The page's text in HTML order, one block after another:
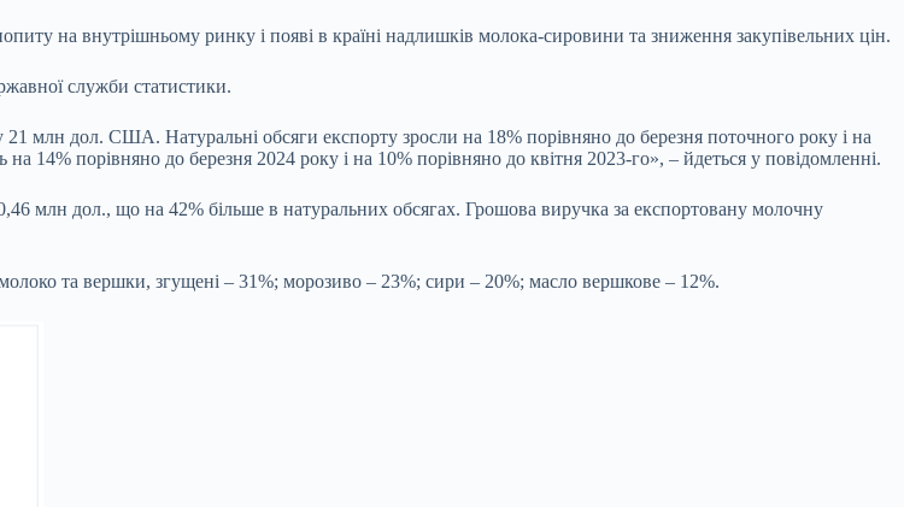
на внутрішньому ринку і появі в країні надлишків молока-сировини та зниження закупівельних цін.
служби статистики.
млн дол. США. Натуральні обсяги експорту зросли на 18% порівняно до березня поточного року і на
14% порівняно до березня 2024 року і на 10% порівняно до квітня 2023-го», – йдеться у повідомленні.
млн дол., що на 42% більше в натуральних обсягах. Грошова виручка за експортовану молочну
та вершки, згущені – 31%; морозиво – 23%; сири – 20%; масло вершкове – 12%.